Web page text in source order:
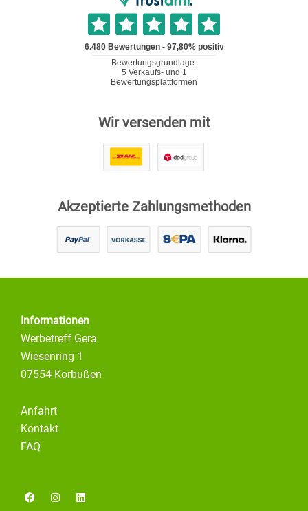
Wir versenden mit
Akzeptierte Zahlungsmethoden
Informationen
Werbetreff Gera
Wiesenring 1
07554 Korbußen
Anfahrt
Kontakt
FAQ
F
a
I
n
L
i